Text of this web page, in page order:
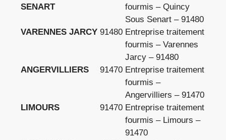
SENART
fourmis – Quincy
Sous Senart – 91480
VARENNES JARCY 91480 Entreprise traitement
fourmis – Varennes
Jarcy – 91480
ANGERVILLIERS
91470 Entreprise traitement
fourmis –
Angervilliers – 91470
LIMOURS
91470 Entreprise traitement
fourmis – Limours –
91470